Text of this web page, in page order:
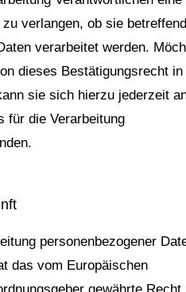
verlangen, ob sie
verarbeitet werden.
dieses Bestätigungsrecht in
sie sich hierzu jederzeit
für die Verarbeitung
personenbezogener
das vom Europäischen
gewährte Recht,